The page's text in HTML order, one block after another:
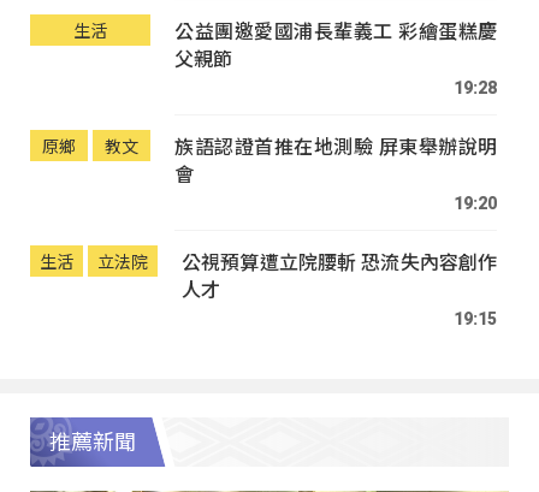
生活
公益團邀愛國浦長輩義工 彩繪蛋糕慶
父親節
19:28
原鄉 教文
族語認證首推在地測驗 屏東舉辦說明
會
19:20
生活 立法院
公視預算遭立院腰斬 恐流失內容創作
人才
19:15
推薦新聞